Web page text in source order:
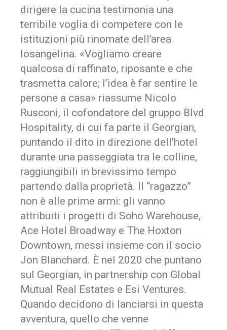
dirigere la cucina testimonia una
terribile voglia di competere con le
istituzioni più rinomate dell’area
losangelina. «Vogliamo creare
qualcosa di raffinato, riposante e che
trasmetta calore; l’idea è far sentire le
persone a casa» riassume Nicolo
Rusconi, il cofondatore del gruppo Blvd
Hospitality, di cui fa parte il Georgian,
puntando il dito in direzione dell’hotel
durante una passeggiata tra le colline,
raggiungibili in brevissimo tempo
partendo dalla proprietà. Il “ragazzo”
non è alle prime armi: gli vanno
attribuiti i progetti di Soho Warehouse,
Ace Hotel Broadway e The Hoxton
Downtown, messi insieme con il socio
Jon Blanchard. È nel 2020 che puntano
sul Georgian, in partnership con Global
Mutual Real Estates e Esi Ventures.
Quando decidono di lanciarsi in questa
avventura, quello che venne